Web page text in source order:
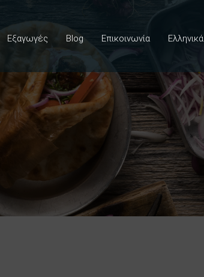
Εξαγωγές Blog Επικοινωνία Ελληνικά